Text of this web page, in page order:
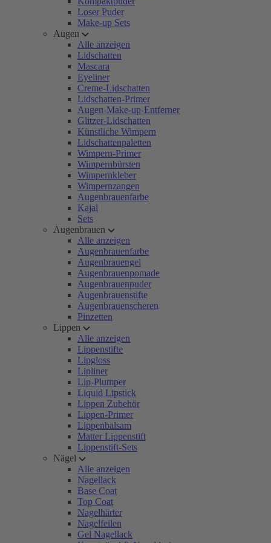
Loser Puder
Make-up Sets
Augen
Alle anzeigen
Lidschatten
Mascara
Eyeliner
Creme-Lidschatten
Lidschatten-Primer
Augen-Make-up-Entferner
Glitzer-Lidschatten
Künstliche Wimpern
Lidschattenpaletten
Wimpern-Primer
Wimpernbürsten
Wimpernkleber
Wimpernzangen
Augenbrauenfarbe
Kajal
Sets
Augenbrauen
Alle anzeigen
Augenbrauenfarbe
Augenbrauengel
Augenbrauenpomade
Augenbrauenpuder
Augenbrauenstifte
Augenbrauenscheren
Pinzetten
Lippen
Alle anzeigen
Lippenstifte
Lipgloss
Lipliner
Lip-Plumper
Liquid Lipstick
Lippen Zubehör
Lippen-Primer
Lippenbalsam
Matter Lippenstift
Lippenstift-Sets
Nägel
Alle anzeigen
Nagellack
Base Coat
Top Coat
Nagelhärter
Nagelfeilen
Gel Nagellack